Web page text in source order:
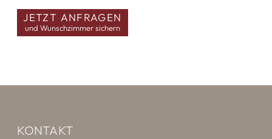
JETZT ANFRAGEN
und Wunschzimmer sichern
KONTAKT